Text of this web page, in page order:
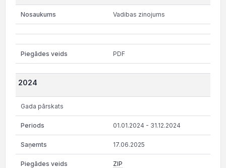
Vadibas zinojums
PDF
2024
Gada pārskats
01.01.2024 - 31.12.2024
17.06.2025
ZIP